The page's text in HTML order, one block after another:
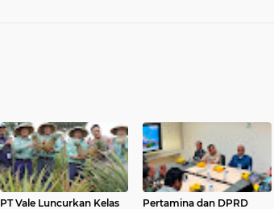
PT Vale Luncurkan Kelas
Pertamina dan DPRD